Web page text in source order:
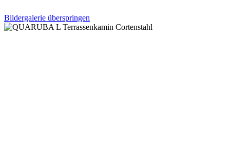
Bildergalerie überspringen